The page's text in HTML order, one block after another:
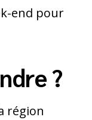
end pour
?
région